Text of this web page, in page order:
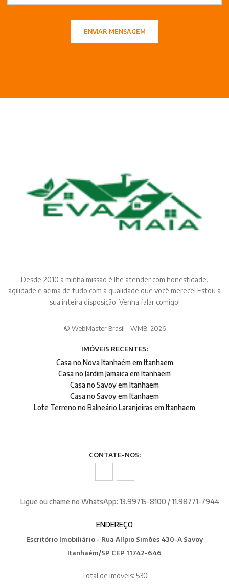
ENVIAR MENSAGEM
Desde 2010 a minha missão é lhe atender com honestidade,
agilidade e acima de tudo com a qualidade que você merece! Estou a
sua inteira disposição. Venha falar comigo!
© WebMaster Brasil - WMB. 2026
IMÓVEIS RECENTES:
Casa no Nova Itanhaém em Itanhaem
Casa no Jardim Jamaica em Itanhaem
Casa no Savoy em Itanhaem
Casa no Savoy em Itanhaem
Lote Terreno no Balneário Laranjeiras em Itanhaem
CONTATE-NOS:
Ligue ou chame no WhatsApp: 13.99715-8100 / 11.98771-7944
ENDEREÇO
Escritório Imobiliário - Rua Alípio Simões 430-A Savoy
Itanhaém/SP CEP 11742-646
Total de Imóveis: 530